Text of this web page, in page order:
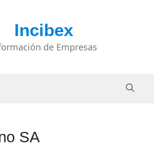
Incibex
de Empresas
SA